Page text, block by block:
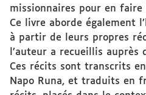
missionnaires pour en faire
Ce livre aborde également
à partir de leurs propres
l’auteur a recueillis auprès
Ces récits sont transcrits
Napo Runa, et traduits en